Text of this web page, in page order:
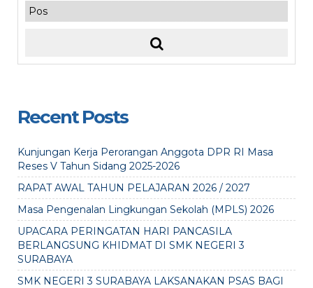
Recent Posts
Kunjungan Kerja Perorangan Anggota DPR RI Masa
Reses V Tahun Sidang 2025-2026
RAPAT AWAL TAHUN PELAJARAN 2026 / 2027
Masa Pengenalan Lingkungan Sekolah (MPLS) 2026
UPACARA PERINGATAN HARI PANCASILA
BERLANGSUNG KHIDMAT DI SMK NEGERI 3
SURABAYA
SMK NEGERI 3 SURABAYA LAKSANAKAN PSAS BAGI